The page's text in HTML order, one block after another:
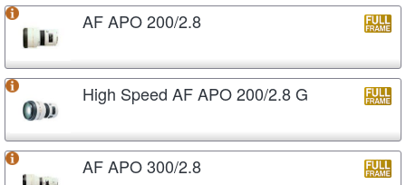
AF APO 200/2.8
High Speed AF APO 200/2.8 G
AF APO 300/2.8